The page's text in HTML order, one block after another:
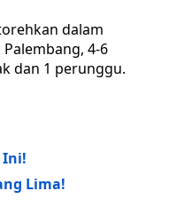
dalam
4-6
dan 1 perunggu.
Ini!
Lima!